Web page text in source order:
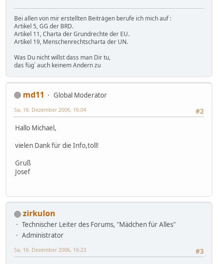
Bei allen von mir erstellten Beiträgen berufe ich mich auf :
Artikel 5, GG der BRD.
Artikel 11, Charta der Grundrechte der EU.
Artikel 19, Menschenrechtscharta der UN.
Was Du nicht willst dass man Dir tu,
das füg´ auch keinem Andern zu
md11
Global Moderator
#2
Sa, 16. Dezember 2006, 16:04
Hallo Michael,
vielen Dank für die Info,toll!
Gruß
Josef
zirkulon
Technischer Leiter des Forums, "Mädchen für Alles"
Administrator
#3
Sa, 16. Dezember 2006, 16:23